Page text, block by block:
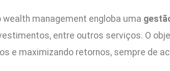
management engloba uma
entre outros serviços. O
e maximizando retornos, sempre de